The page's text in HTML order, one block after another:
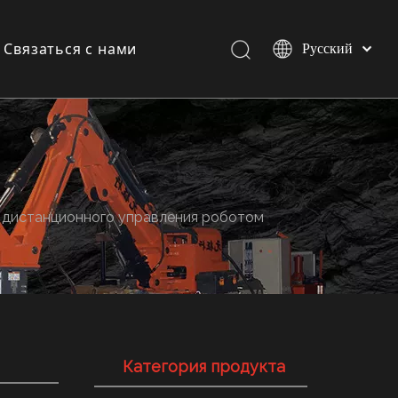
Связаться с нами
Pусский
English
управления роботом
Категория продукта